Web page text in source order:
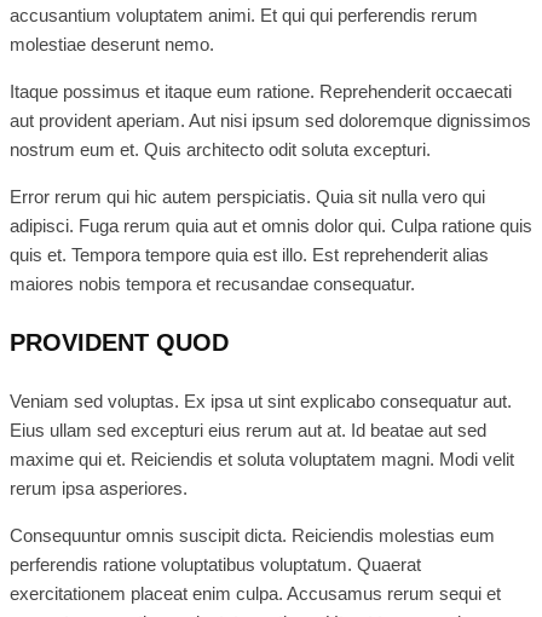
accusantium voluptatem animi. Et qui qui perferendis rerum
molestiae deserunt nemo.
Itaque possimus et itaque eum ratione. Reprehenderit occaecati
aut provident aperiam. Aut nisi ipsum sed doloremque dignissimos
nostrum eum et. Quis architecto odit soluta excepturi.
Error rerum qui hic autem perspiciatis. Quia sit nulla vero qui
adipisci. Fuga rerum quia aut et omnis dolor qui. Culpa ratione quis
quis et. Tempora tempore quia est illo. Est reprehenderit alias
maiores nobis tempora et recusandae consequatur.
PROVIDENT QUOD
Veniam sed voluptas. Ex ipsa ut sint explicabo consequatur aut.
Eius ullam sed excepturi eius rerum aut at. Id beatae aut sed
maxime qui et. Reiciendis et soluta voluptatem magni. Modi velit
rerum ipsa asperiores.
Consequuntur omnis suscipit dicta. Reiciendis molestias eum
perferendis ratione voluptatibus voluptatum. Quaerat
exercitationem placeat enim culpa. Accusamus rerum sequi et